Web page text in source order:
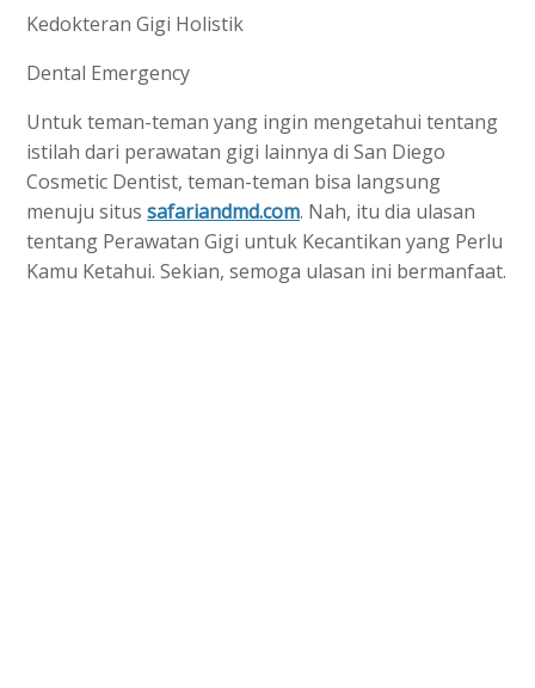
Kedokteran Gigi Holistik
Dental Emergency
Untuk teman-teman yang ingin mengetahui tentang
istilah dari perawatan gigi lainnya di San Diego
Cosmetic Dentist, teman-teman bisa langsung
menuju situs safariandmd.com. Nah, itu dia ulasan
tentang Perawatan Gigi untuk Kecantikan yang Perlu
Kamu Ketahui. Sekian, semoga ulasan ini bermanfaat.